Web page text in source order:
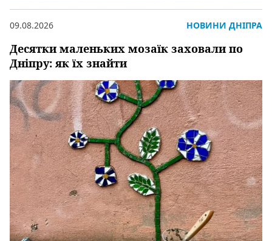
Десятки маленьких мозаїк заховали по
Дніпру: як їх знайти
09.08.2026 НОВИНИ ДНІПРА